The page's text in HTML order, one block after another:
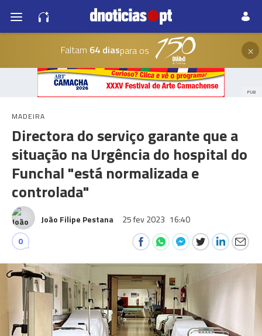
Faltam 64 diaspara os ×
PUB
MADEIRA
Directora do serviço garante que a
situação na Urgência do hospital do
Funchal "está normalizada e
controlada"
João Filipe Pestana 25 fev 2023 16:40
0